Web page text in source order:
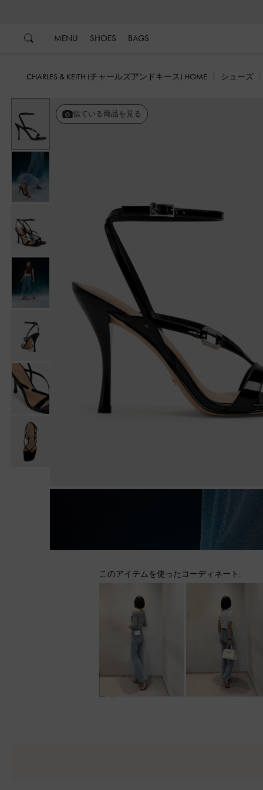
MENU SHOES BAGS
CHARLES & KEITH (チャールズアンドキース) HOME シューズ
似ている商品を見る
このアイテムを使ったコーディネート: